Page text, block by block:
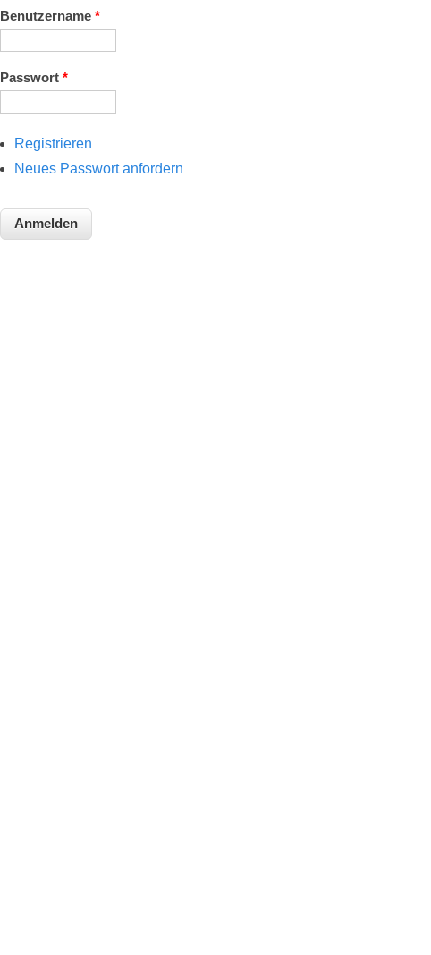
Benutzername *
Passwort *
Registrieren
Neues Passwort anfordern